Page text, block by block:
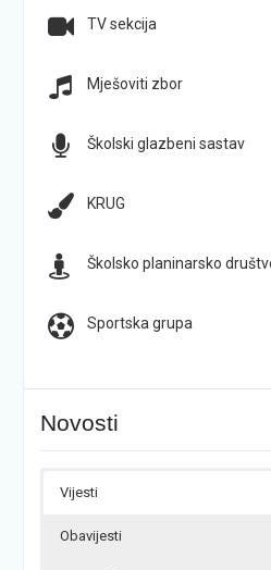
TV sekcija
Mješoviti zbor
Školski glazbeni sastav
KRUG
Školsko planinarsko
Sportska grupa
Novosti
Vijesti
Obavijesti